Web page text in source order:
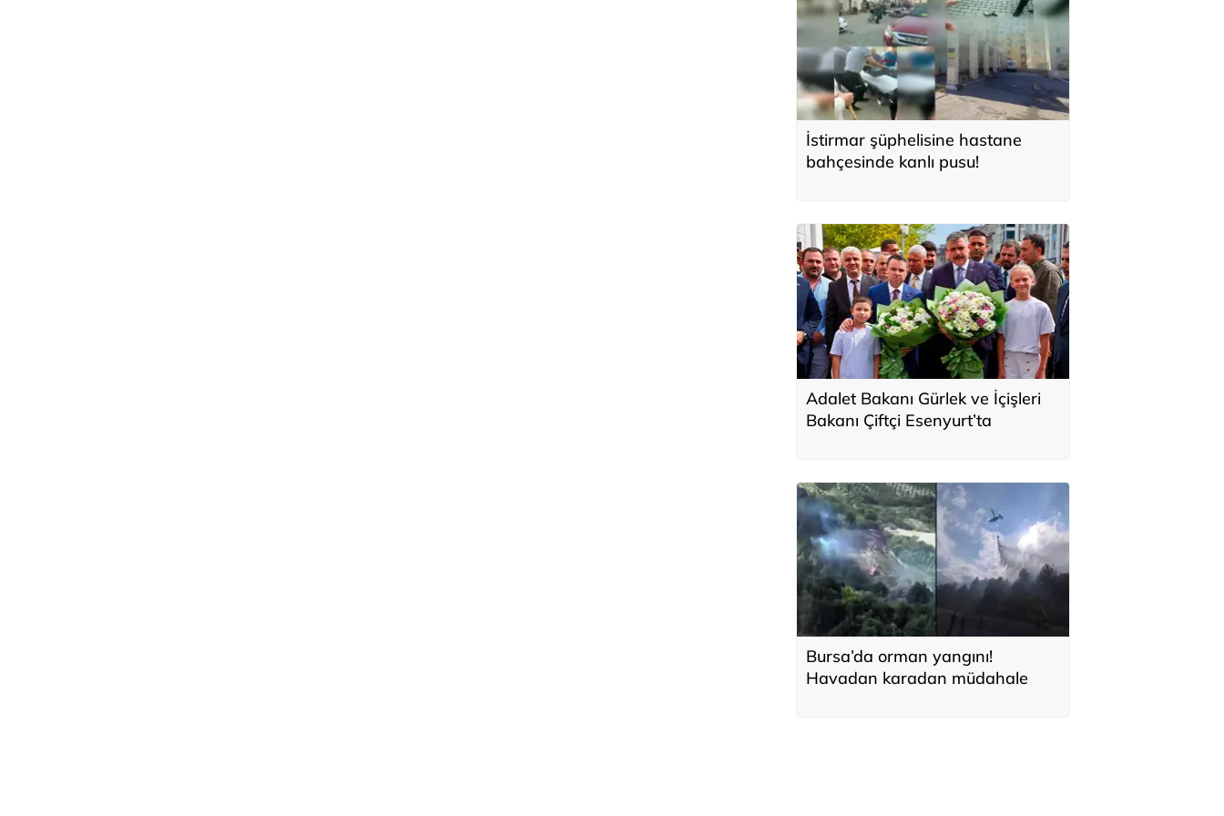
İstirmar şüphelisine hastane
bahçesinde kanlı pusu!
Adalet Bakanı Gürlek ve İçişleri
Bakanı Çiftçi Esenyurt’ta
Bursa’da orman yangını!
Havadan karadan müdahale